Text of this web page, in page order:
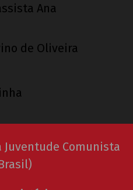
Ana
de Oliveira
Juventude Comunista